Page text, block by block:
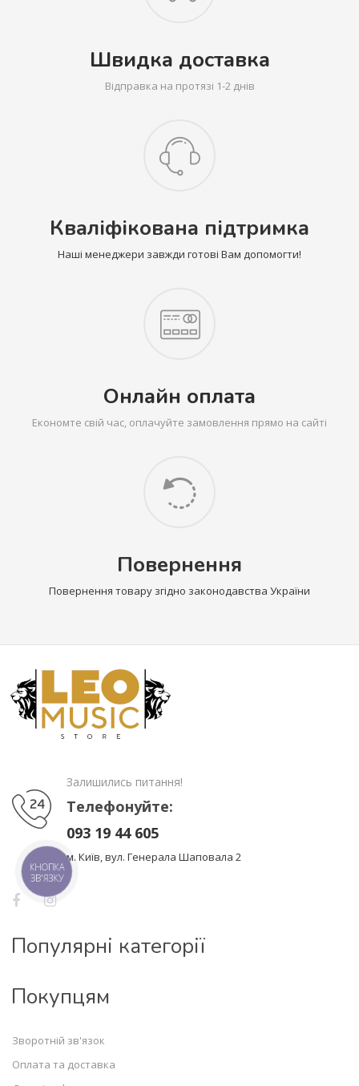
Швидка доставка
Відправка на протязі 1-2 днів
Кваліфікована підтримка
Наші менеджери завжди готові Вам допомогти!
Онлайн оплата
Економте свій час, оплачуйте замовлення прямо на сайті
Повернення
Повернення товару згідно законодавства України
Залишились питання!
Телефонуйте:
093 19 44 605
м. Київ, вул. Генерала Шаповала 2
Популярні категорії
Покупцям
Зворотній зв'язок
Оплата та доставка
КНОПКА
ЗВ'ЯЗКУ